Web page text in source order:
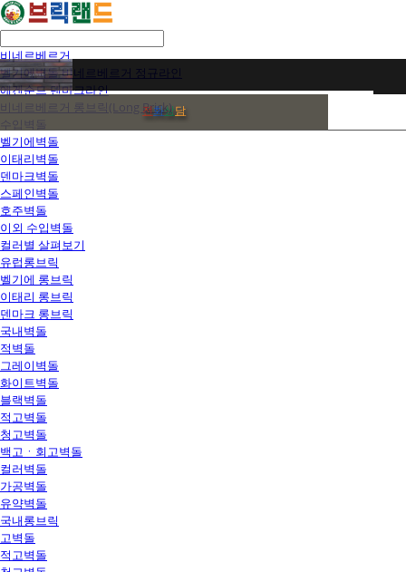
비네르베르거
벨기에벽돌 비네르베르거 정규라인
에겐순드 덴마크라인
비네르베르거 롱브릭(Long Brick)
수입벽돌
벨기에벽돌
이태리벽돌
덴마크벽돌
스페인벽돌
호주벽돌
이외 수입벽돌
컬러별 살펴보기
유럽롱브릭
벨기에 롱브릭
이태리 롱브릭
덴마크 롱브릭
국내벽돌
적벽돌
그레이벽돌
화이트벽돌
블랙벽돌
적고벽돌
청고벽돌
백고ㆍ회고벽돌
컬러벽돌
가공벽돌
유약벽돌
국내롱브릭
고벽돌
적고벽돌
전화상담